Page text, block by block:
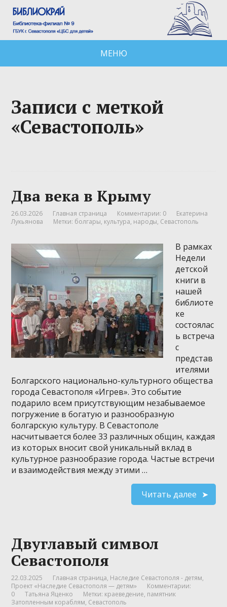
МЕНЮ
Записи с меткой
«Севастополь»
Два века в Крыму
26.03.2026 Главная страница Комментарии: 0
Екатерина
Лукьянова
Метки: болгары, культура, народы, Севастополь
В рамках
Недели
детской
книги в
нашей
библиоте
ке
состоялас
ь встреча
с
представ
ителями
Болгарского национально-культурного общества
города Севастополя «Игрев». Это событие
подарило всем присутствующим незабываемое
погружение в богатую и разнообразную
болгарскую культуру. В Севастополе
насчитывается более 33 различных общин, каждая
из которых вносит свой уникальный вклад в
культурное разнообразие города. Частые встречи
и взаимодействия между этими …
Читать далее
Двуглавый символ
Севастополя
22.03.2025 Главная страница, Наследие Севастополя - детям,
Проект «Наследие Севастополя — детям»
Комментарии:
0
Татьяна Яценко Метки: краеведение, памятник
Затопленным кораблям, Севастополь